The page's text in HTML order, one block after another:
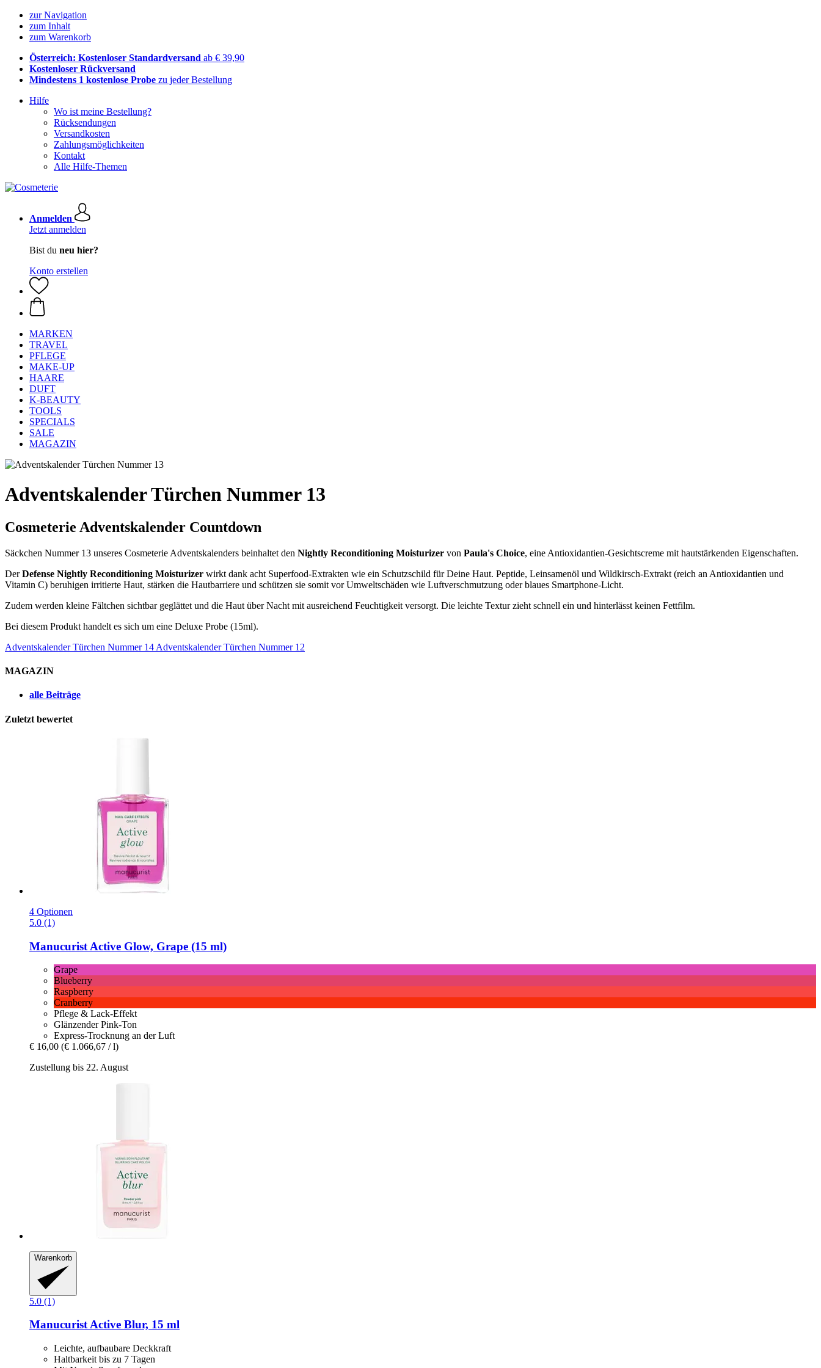
zur Navigation
zum Inhalt
zum Warenkorb
Österreich: Kostenloser Standardversand ab € 39,90
Kostenloser Rückversand
Mindestens 1 kostenlose Probe zu jeder Bestellung
Hilfe
Wo ist meine Bestellung?
Rücksendungen
Versandkosten
Zahlungsmöglichkeiten
Kontakt
Alle Hilfe-Themen
Anmelden
Jetzt anmelden
Bist du neu hier?
Konto erstellen
MARKEN
TRAVEL
PFLEGE
MAKE-UP
HAARE
DUFT
K-BEAUTY
TOOLS
SPECIALS
SALE
MAGAZIN
Adventskalender Türchen Nummer 13
Cosmeterie Adventskalender Countdown
Säckchen Nummer 13 unseres Cosmeterie Adventskalenders beinhaltet den Nightly Reconditioning Moisturizer von Paula's Choice, eine Antioxidantien-Gesichtscreme mit hautstärkenden Eigenschaften.
DerDefense Nightly Reconditioning Moisturizer wirkt dank acht Superfood-Extrakten wie ein Schutzschild für Deine Haut. Peptide, Leinsamenöl und Wildkirsch-Extrakt (reich an Antioxidantien und
Vitamin C) beruhigen irritierte Haut, stärken die Hautbarriere und schützen sie somit vor Umweltschäden wie Luftverschmutzung oder blaues Smartphone-Licht.
Zudem werden kleine Fältchen sichtbar geglättet und die Haut über Nacht mit ausreichend Feuchtigkeit versorgt. Die leichte Textur zieht schnell ein und hinterlässt keinen Fettfilm.
Bei diesem Produkt handelt es sich um eine Deluxe Probe (15ml).
Adventskalender Türchen Nummer 14 Adventskalender Türchen Nummer 12
MAGAZIN
alle Beiträge
Zuletzt bewertet
4 Optionen
5.0 (1)
Manucurist Active Glow, Grape (15 ml)
Grape
Blueberry
Raspberry
Cranberry
Pflege & Lack-Effekt
Glänzender Pink-Ton
Express-Trocknung an der Luft
€ 16,00 (€ 1.066,67 / l)
Zustellung bis 22. August
Warenkorb
5.0 (1)
ManucuristActive Blur, 15 ml
Leichte, aufbaubare Deckkraft
Haltbarkeit bis zu 7 Tagen